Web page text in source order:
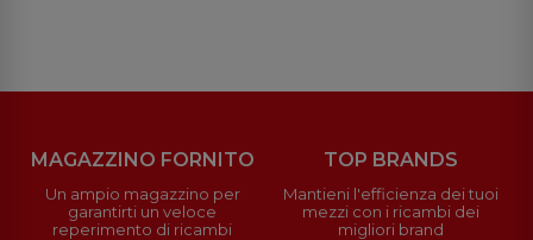
MAGAZZINO FORNITO
Un ampio magazzino per
garantirti un veloce
reperimento di ricambi
TOP BRANDS
Mantieni l'efficienza dei tuoi
mezzi con i ricambi dei
migliori brand